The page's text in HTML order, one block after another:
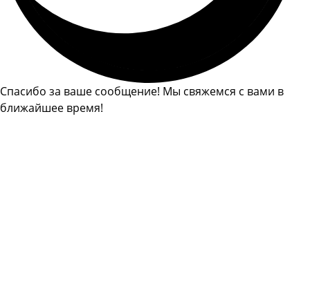
Спасибо за ваше сообщение! Мы свяжемся с вами в
ближайшее время!